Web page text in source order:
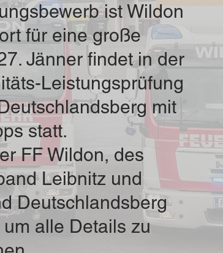
ist Wildon
für eine große
Jänner findet in der
Leistungsprüfung
mit
statt.
FF Wildon, des
Leibnitz und
Deutschlandsberg
alle Details zu